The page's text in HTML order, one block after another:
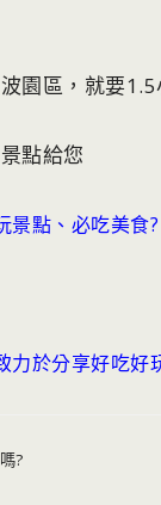
園區，就要
點給您
景點、必吃美食?
力於分享好吃好
?